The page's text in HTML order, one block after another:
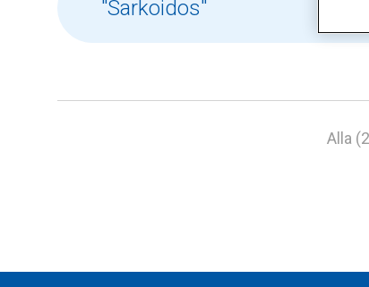
Alla